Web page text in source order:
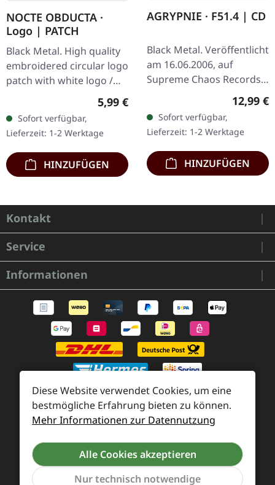
NOCTE OBDUCTA ·
Logo | PATCH
Black Metal. High quality
embroidered circular logo
patch with white logo /
embroidered edge. Size
ca. 10 cm diameter
Regulärer Preis:
5,99 €
Sofort verfügbar,
Lieferzeit: 1-2 Werktage
HINZUFÜGEN
AGRYPNIE · F51.4 | CD
Black Metal. Veröffentlicht
am 16.06.2006, auf
Supreme Chaos Records.
CD im Jewelcase mit 12-
seitigem Booklet. Als
Agrypnie 2006 „F51.4"…
12,99 €
Sofort verfügbar,
Lieferzeit: 1-2 Werktage
HINZUFÜGEN
Kontakt
Service
Informationen
Zahlung und Versand
Widerrufsrecht und Rücksendung
Kontakt
Händleranfragen
Cookie-Voreinstellungen
Diese Website verwendet Cookies, um eine
bestmögliche Erfahrung bieten zu können.
Mehr Informationen zur Datennutzung
Alle Cookies akzeptieren
Nur technisch notwendige